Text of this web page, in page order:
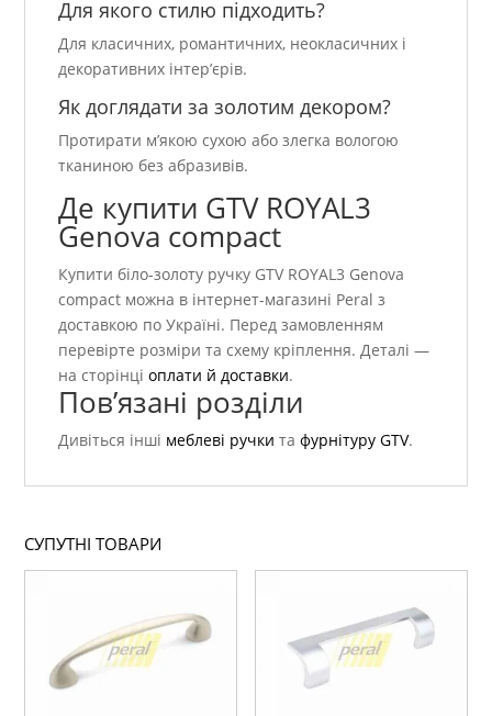
Для якого стилю підходить?
Для класичних, романтичних, неокласичних і
декоративних інтер’єрів.
Як доглядати за золотим декором?
Протирати м’якою сухою або злегка вологою
тканиною без абразивів.
Де купити GTV ROYAL3
Genova compact
Купити біло-золоту ручку GTV ROYAL3 Genova
compact можна в інтернет-магазині Peral з
доставкою по Україні. Перед замовленням
перевірте розміри та схему кріплення. Деталі —
на сторінціоплати й доставки.
Пов’язані розділи
Дивіться інші меблеві ручки тафурнітуру GTV.
СУПУТНІ ТОВАРИ